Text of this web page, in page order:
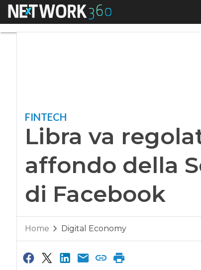
Menu Libra va
FINTECH
Libra va
affondo della
di Facebook
Home Digital Economy